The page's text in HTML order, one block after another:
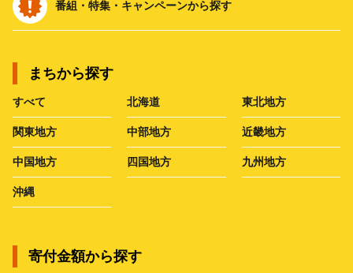
番組・特集・キャンペーンから探す
まちから探す
すべて 北海道 東北地方
関東地方 中部地方 近畿地方
中国地方 四国地方 九州地方
沖縄
寄付金額から探す